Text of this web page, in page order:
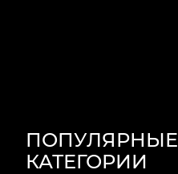
ПОПУЛЯРНЫЕ
КАТЕГОРИИ